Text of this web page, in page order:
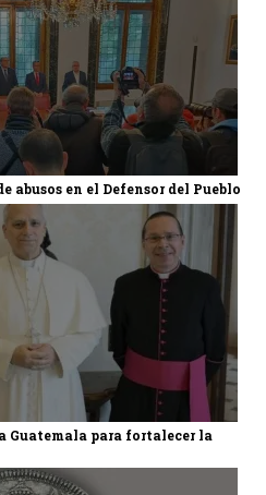
abusos en el Defensor del Pueblo
Guatemala para fortalecer la